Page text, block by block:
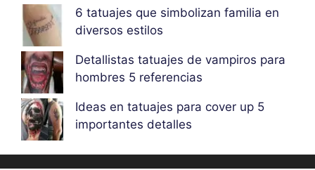
6 tatuajes que simbolizan familia en
diversos estilos
Detallistas tatuajes de vampiros para
hombres 5 referencias
Ideas en tatuajes para cover up 5
importantes detalles